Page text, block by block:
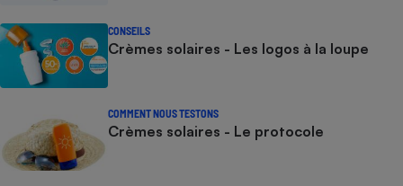
CONSEILS
Crèmes solaires - Les logos à la loupe
COMMENT NOUS TESTONS
Crèmes solaires - Le protocole